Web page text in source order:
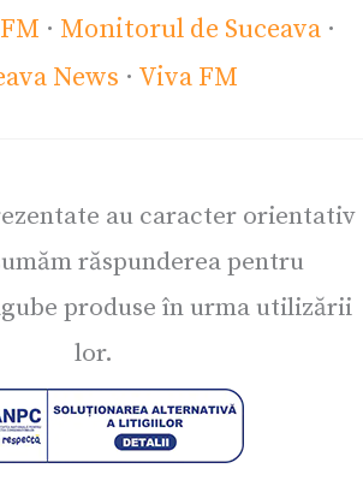
· Monitorul de Suceava ·
News · Viva FM
au caracter orientativ
răspunderea pentru
produse în urma utilizării
lor.